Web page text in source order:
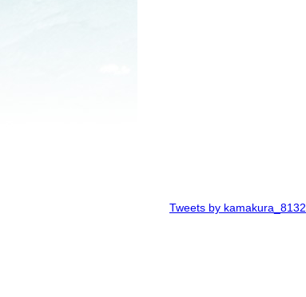
Tweets by kamakura_8132